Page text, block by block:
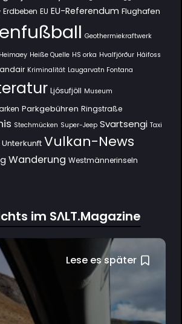
Erdbeben EU EU-Referendum Flughafen
Geothermiekraftwerk
Heimaey Heiße Quelle HS orka Hvalfjörður Háifoss
Kriminalität Laugarvatn Fontana
Ljósufjöll Museum
Parkgebühren Ringstraße
Stechmücken Super-Jeep Svartsengi Taxi
Unterkunft Vulkan-News
Wanderung Westmännerinseln
im SΛLT.Magazine
Lese es später